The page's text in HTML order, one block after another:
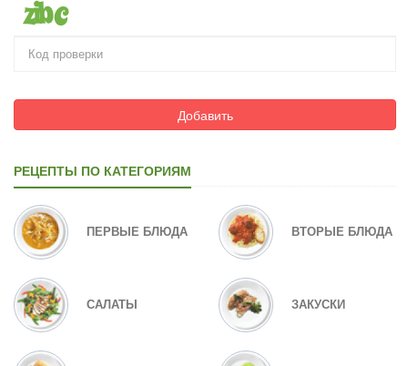
Добавить
РЕЦЕПТЫ ПО КАТЕГОРИЯМ
ПЕРВЫЕ БЛЮДА ВТОРЫЕ БЛЮДА
САЛАТЫ ЗАКУСКИ